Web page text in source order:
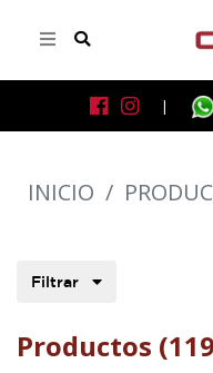
|
INICIO /
Filtrar
Productos